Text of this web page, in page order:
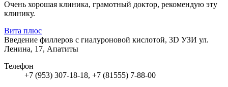
Очень хорошая клиника, грамотный доктор, рекомендую эту
клинику.
Вита плюс
Введение филлеров с гиалуроновой кислотой, 3D УЗИ ул.
Ленина, 17, Апатиты
Телефон
+7 (953) 307-18-18, +7 (81555) 7-88-00